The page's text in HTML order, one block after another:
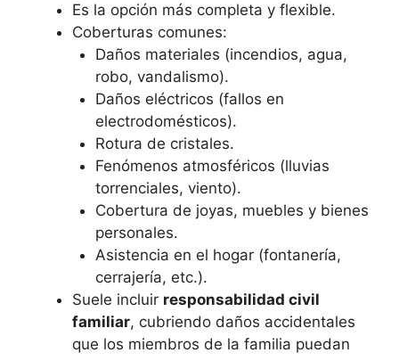
Es la opción más completa y flexible.
Coberturas comunes:
Daños materiales (incendios, agua,
robo, vandalismo).
Daños eléctricos (fallos en
electrodomésticos).
Rotura de cristales.
Fenómenos atmosféricos (lluvias
torrenciales, viento).
Cobertura de joyas, muebles y bienes
personales.
Asistencia en el hogar (fontanería,
cerrajería, etc.).
Suele incluir responsabilidad civil
familiar, cubriendo daños accidentales
que los miembros de la familia puedan